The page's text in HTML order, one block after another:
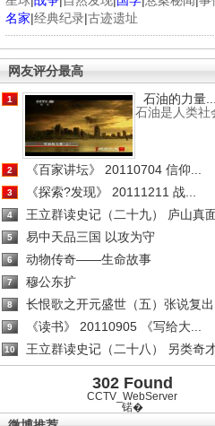
名家|经典纪录|古迹遗址
网友评分最高
1
石油的力量...
石油是人类社
2 《百家讲坛》 20110704 信仰...
3 《探索?发现》 20111211 战...
4 王立群读史记（二十九） 庐山真
5 易中天品三国 以攻为守
6 动物传奇——生命故事
7 穆公东扩
8 长恨歌之开元盛世（五）张说复出
9 《读书》 20110905 《写给大...
10 王立群读史记（二十八） 另类奇
302 Found
CCTV_WebServer
锘�